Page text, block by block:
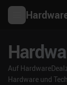
Auf
Hardware und